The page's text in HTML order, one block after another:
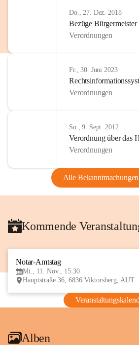
Do., 27. Dez. 2018
Bezüge Bürgermeister
Verordnungen
Fr., 30. Juni 2023
Verordnungen
So., 9. Sept. 2012
Verordnung über das
Verordnungen
Alle Bekanntmachungen
Kommende
Notar-Amtstag
Mi., 11. Nov., 15:30
Hauptstraße 36, 6836 Viktorsberg, AUT
Alben